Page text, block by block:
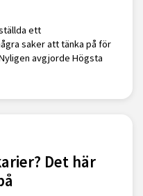
ett
saker att tänka på för
avgjorde Högsta
Det här